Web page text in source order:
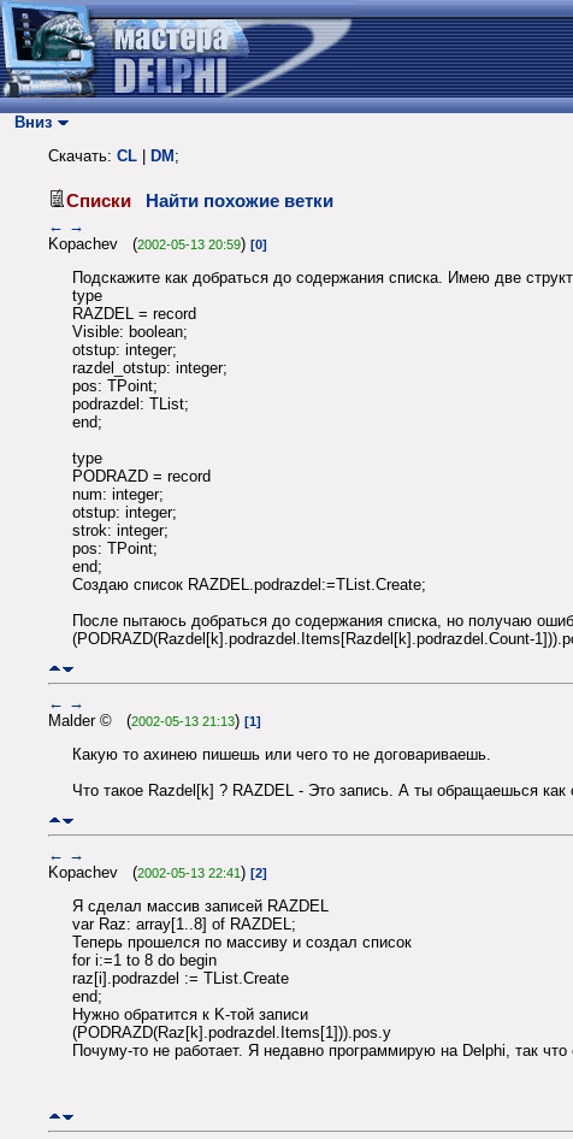
Вниз
Скачать: CL DM ;
Списки Найти похожие ветки
← →
Kopachev (2002-05-13 20:59) [0]
Подскажите как добраться до содержания списка. Имею две
type
RAZDEL = record
Visible: boolean;
otstup: integer;
razdel_otstup: integer;
pos: TPoint;
podrazdel: TList;
end;
type
PODRAZD = record
num: integer;
otstup: integer;
strok: integer;
pos: TPoint;
end;
Создаю список RAZDEL.podrazdel:=TList.Create;
После пытаюсь добраться до содержания списка, но получаю
(PODRAZD(Razdel[k].podrazdel.Items[Razdel[k].podrazdel.Count-
← →
Malder © (2002-05-13 21:13) [1]
Какую то ахинею пишешь или чего то не договариваешь.
Что такое Razdel[k] ? RAZDEL - Это запись. А ты обращаешься
← →
Kopachev (2002-05-13 22:41) [2]
Я сделал массив записей RAZDEL
var Raz: array[1..8] of RAZDEL;
Теперь прошелся по массиву и создал список
for i:=1 to 8 do begin
raz[i].podrazdel := TList.Create
end;
Нужно обратится к K-той записи
(PODRAZD(Raz[k].podrazdel.Items[1])).pos.y
Почуму-то не работает. Я недавно программирую на Delphi, так